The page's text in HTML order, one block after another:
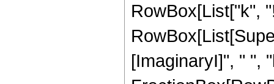
RowBox[List["k",
[ImaginaryI]", " ",